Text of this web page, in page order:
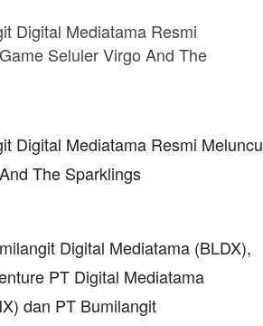
Digital Mediatama (BLDX),
PT Digital Mediatama
dan PT Bumilangit